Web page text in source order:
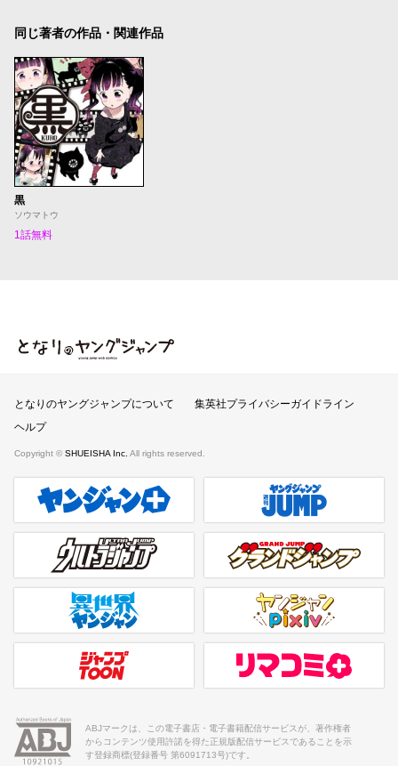
同じ著者の作品・関連作品
黒
ソウマトウ
1話無料
となりのヤングジャンプ
となりのヤングジャンプについて
集英社プライバシーガイドライン
ヘルプ
Copyright © SHUEISHA Inc. All rights reserved.
ヤンジャンプラス 週刊ヤングジャンプ公式サイト
ウルトラジャンプ グランドジャンプ
異世界ヤンジャン ヤンジャンpixiv
ジャンプTOON リマコミ＋
ABJマークは、この電子書店・電子書籍配信サービスが、著作権者
からコンテンツ使用許諾を得た正規版配信サービスであることを示
す登録商標(登録番号 第6091713号)です。